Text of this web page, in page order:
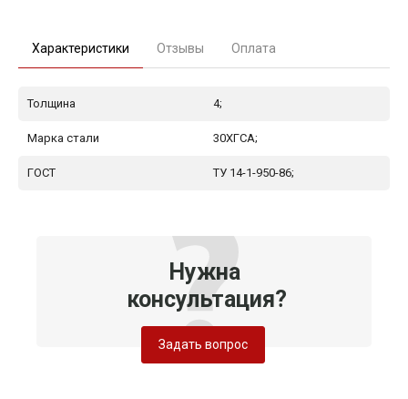
Характеристики Отзывы Оплата
Толщина 4;
Марка стали 30ХГСА;
ГОСТ ТУ 14-1-950-86;
Нужна
консультация?
Задать вопрос